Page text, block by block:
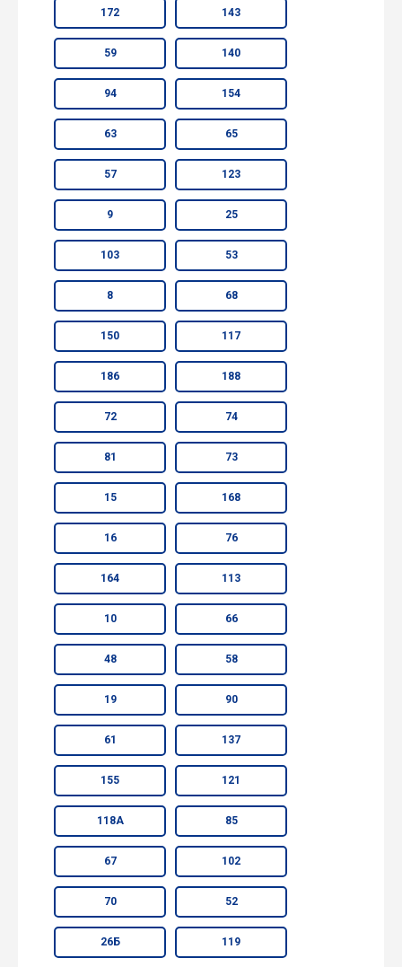
172 143
59 140
94 154
63 65
57 123
9 25
103 53
8 68
150 117
186 188
72 74
81 73
15 168
16 76
164 113
10 66
48 58
19 90
61 137
155 121
118А 85
67 102
70 52
26Б 119